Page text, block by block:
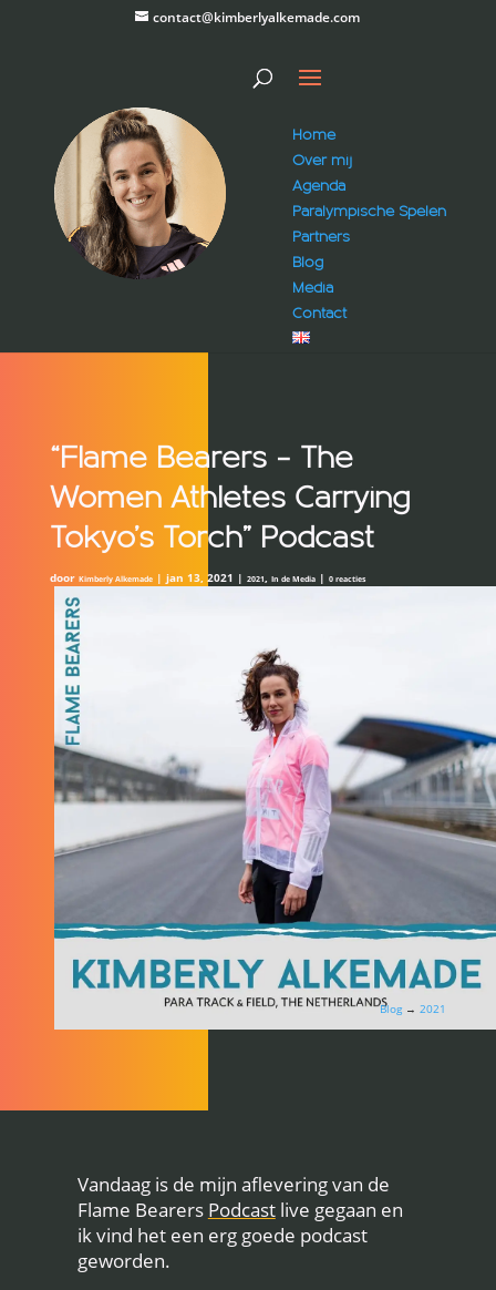
contact@kimberlyalkemade.com
Home
Over mij
Agenda
Paralympische Spelen
Partners
Blog
Media
Contact
“Flame Bearers – The
Women Athletes Carrying
Tokyo’s Torch” Podcast
door Kimberly Alkemade| jan 13, 2021 | 2021, In de Media| 0 reacties
Blog →2021
Vandaag is de mijn aflevering van de
Flame Bearers Podcastlive gegaan en
ik vind het een erg goede podcast
geworden.